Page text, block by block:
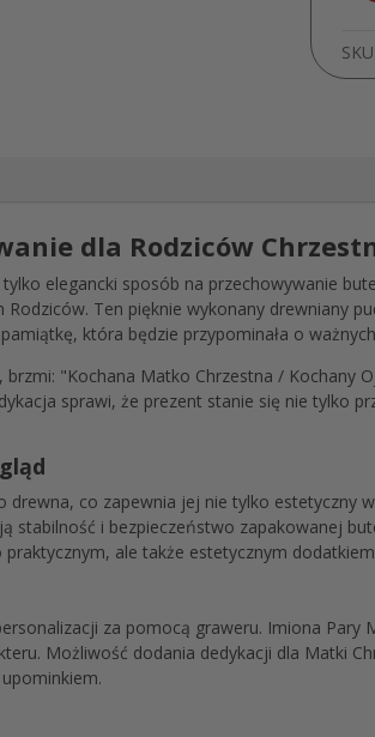
SKU:
dla Rodziców
elegancki sposób na przechowywanie
Ten pięknie wykonany drewniany
która będzie przypominała o
"Kochana Matko Chrzestna / Kochany
sprawi, że prezent stanie się nie tylko
drewna, co zapewnia jej nie tylko estetyczny
stabilność i bezpieczeństwo zapakowanej
ale także estetycznym
za pomocą graweru. Imiona Pary
Możliwość dodania dedykacji dla Matki